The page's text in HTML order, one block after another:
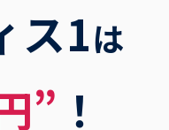
ス1は
” ！